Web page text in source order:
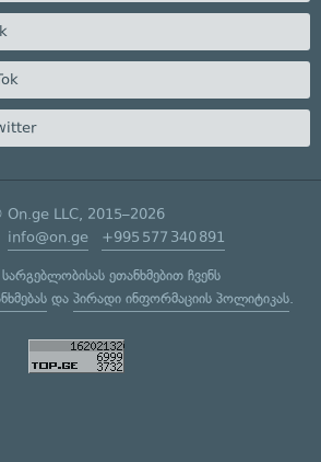
On.ge LLC, 2015–2026
info@on.ge +995 577 340 891
სარგებლობისას ეთანხმებით ჩვენს
და პირადი ინფორმაციის პოლიტიკას.